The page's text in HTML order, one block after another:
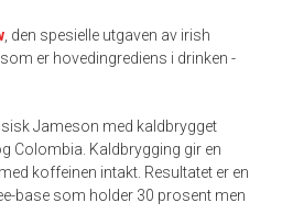
, den spesielle utgaven av irish
er hovedingrediens i drinken -
Jameson med kaldbrygget
Colombia. Kaldbrygging gir en
koffeinen intakt. Resultatet er en
base som holder 30 prosent men